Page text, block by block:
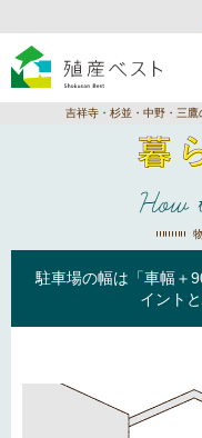
吉祥寺・杉並・中野・三
How
駐車場の幅は「車幅＋
イント